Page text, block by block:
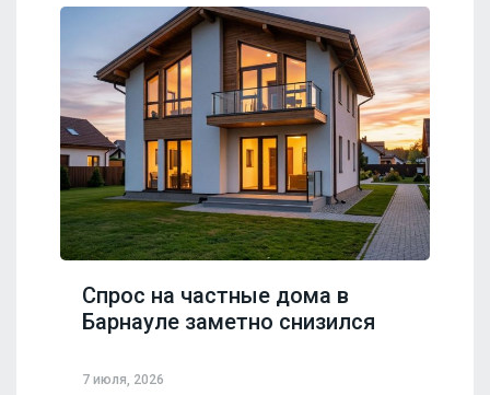
Спрос на частные дома в
Барнауле заметно снизился
7 июля, 2026